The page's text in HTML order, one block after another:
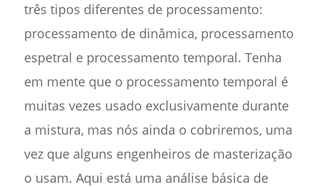
três tipos diferentes de processamento:
processamento de dinâmica, processamento
espetral e processamento temporal. Tenha
em mente que o processamento temporal é
muitas vezes usado exclusivamente durante
a mistura, mas nós ainda o cobriremos, uma
vez que alguns engenheiros de masterização
o usam. Aqui está uma análise básica de